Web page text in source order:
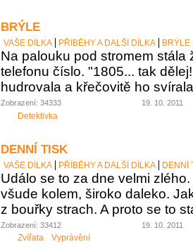
BRÝLE
VAŠE DÍLKA PŘÍBĚHY A DALŠÍ DÍLKA BRÝLE
Na palouku pod stromem stála
telefonu číslo. "1805... tak
hudrovala a křečovitě ho
Zobrazení: 34333 19. 10. 2011
Detektivka
DENNÍ TISK
VAŠE DÍLKA PŘÍBĚHY A DALŠÍ DÍLKA DENNÍ
Událo se to za dne velmi
všude kolem, široko daleko.
z bouřky strach. A proto se to
Zobrazení: 33412 19. 10. 2011
Zvířata Vyprávění